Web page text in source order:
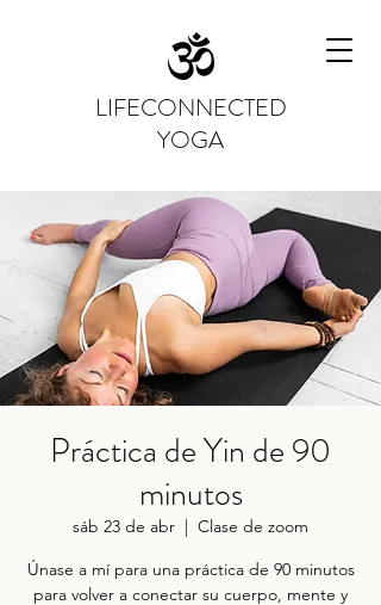
LIFECONNECTED
YOGA
Práctica de Yin de 90
minutos
sáb 23 de abr
  |
Clase de zoom
Únase a mí para una práctica de 90 minutos
para volver a conectar su cuerpo, mente y